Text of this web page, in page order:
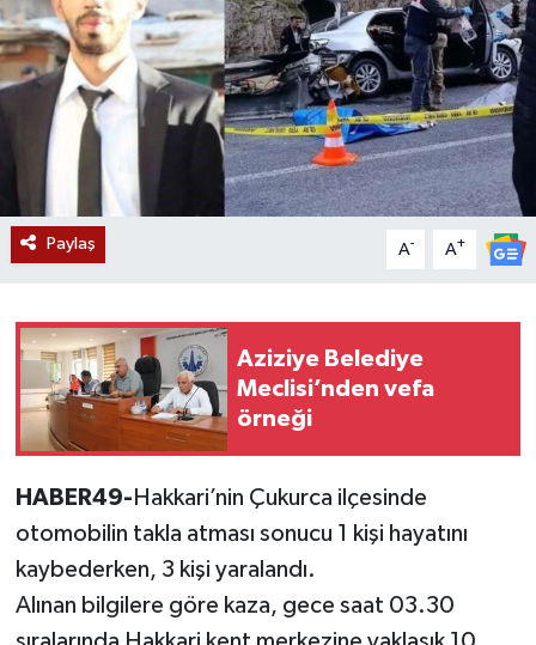
Paylaş A- A+
Aziziye Belediye
Meclisi’nden vefa
örneği
HABER49- Hakkari’nin Çukurca ilçesinde
otomobilin takla atması sonucu 1 kişi hayatını
kaybederken, 3 kişi yaralandı.
Alınan bilgilere göre kaza, gece saat 03.30
Siyaset
Teknoloji
Kültür Sanat
Hasköy
Korkut
Bulanık
Malazgirt
Varto